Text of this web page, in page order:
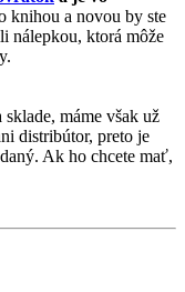
knihou a novou by ste
nálepkou, ktorá môže
máme však už
distribútor, preto je
Ak ho chcete mať,